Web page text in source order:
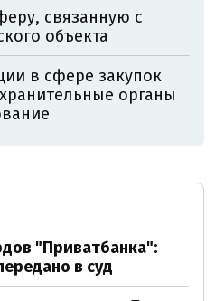
связанную с
объекта
в сфере закупок
органы
"Приватбанка":
в суд